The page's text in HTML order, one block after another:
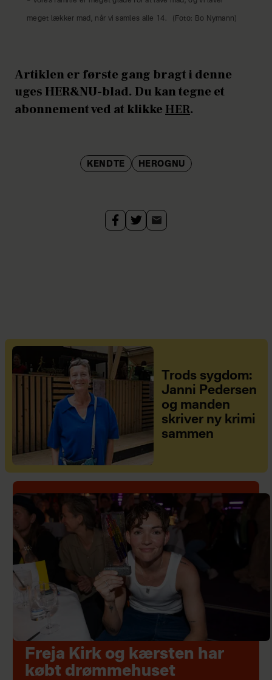
meget lækker mad, når vi samles alle 14. (Foto: Bo Nymann)
Artiklen er første gang bragt i denne
uges HER&NU-blad. Du kan tegne et
abonnement ved at klikkeHER.
KENDTE HEROGNU
Trods sygdom:
Janni Pedersen
og manden
skriver ny krimi
sammen
Freja Kirk og kærsten har
købt drømmehuset